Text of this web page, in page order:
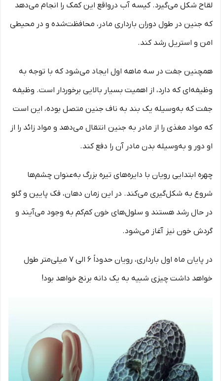
لقاح شکل می‌گیرد. کیسه آب درواقع این کمک را انجام می‌دهد
که جنین در طول دوران بارداری مادر، محافظت‌شده و در محیطی
امن و استریل رشد کند.
همچنین جفت در سه ماهه اول ایجاد می‌شود که با توجه به
وظیفه‌ای که دارد، از اهمیت بسیار بالایی برخوردار است. وظیفه
جفت که به‌وسیله یک بند به ناف جنین متصل بوده، این است
که مواد مغذی را از مادر به جنین انتقال می‌دهد و مواد زائد را از
او دور و به‌وسیله بدن مادر آن را دفع کند.
چهره ابتدایی رویان با دایره‌های تیره بزرگ به‌عنوان چشم‌ها
شروع به شکل‌گیری می‌کند. در این زمان دهان، فک پایین و گلو
در حال رشد هستند و سلول‌های خون کم‌کم به وجود می‌آیند و
گردش خون نیز آغاز می‌شود.
در پایان ماه اول بارداری، رویان حدوداً 6 الی 7 میلی‌متر طول
خواهد داشت چیزی شبیه به یک‌ دانه برنج خواهد بود!